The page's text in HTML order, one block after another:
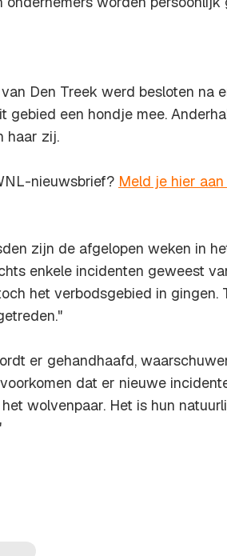
Den Treek werd besloten na
gebied een hondje mee.
haar zij.
nieuwsbrief? Meld je hier
zijn de afgelopen weken in
enkele incidenten geweest
het verbodsgebied in gingen.
er gehandhaafd,
dat er nieuwe
wolvenpaar. Het is hun